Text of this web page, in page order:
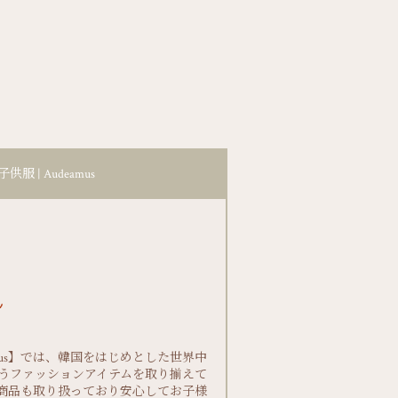
服 | Audeamus
】では、韓国をはじめとした世界中
ファッションアイテムを取り揃えて
品も取り扱っており安心してお子様